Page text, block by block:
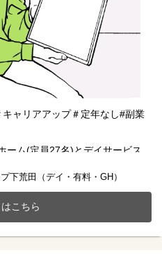
ャリアアップ＃定年なし#副業
ーム(定員27名)とデイサービス
活躍中です。
発揮して頂ける方を募集してい
は希望者のみ
下荒田（デイ・有料・GH）
こちら